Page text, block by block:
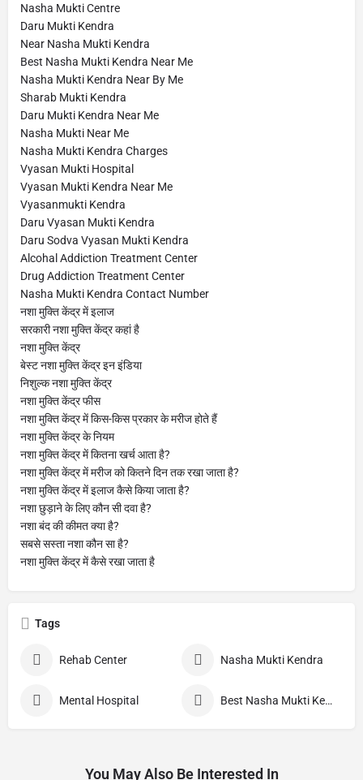
Nasha Mukti Centre
Daru Mukti Kendra
Near Nasha Mukti Kendra
Best Nasha Mukti Kendra Near Me
Nasha Mukti Kendra Near By Me
Sharab Mukti Kendra
Daru Mukti Kendra Near Me
Nasha Mukti Near Me
Nasha Mukti Kendra Charges
Vyasan Mukti Hospital
Vyasan Mukti Kendra Near Me
Vyasanmukti Kendra
Daru Vyasan Mukti Kendra
Daru Sodva Vyasan Mukti Kendra
Alcohal Addiction Treatment Center
Drug Addiction Treatment Center
Nasha Mukti Kendra Contact Number
नशा मुक्ति केंद्र में इलाज
सरकारी नशा मुक्ति केंद्र कहां है
नशा मुक्ति केंद्र
बेस्ट नशा मुक्ति केंद्र इन इंडिया
निशुल्क नशा मुक्ति केंद्र
नशा मुक्ति केंद्र फीस
नशा मुक्ति केंद्र में किस-किस प्रकार के मरीज होते हैं
नशा मुक्ति केंद्र के नियम
नशा मुक्ति केंद्र में कितना खर्च आता है?
नशा मुक्ति केंद्र में मरीज को कितने दिन तक रखा जाता है?
नशा मुक्ति केंद्र में इलाज कैसे किया जाता है?
नशा छुड़ाने के लिए कौन सी दवा है?
नशा बंद की कीमत क्या है?
सबसे सस्ता नशा कौन सा है?
नशा मुक्ति केंद्र में कैसे रखा जाता है
Tags
Rehab Center Nasha Mukti Kendra
Mental Hospital Best Nasha Mukti Kendra
You May Also Be Interested In